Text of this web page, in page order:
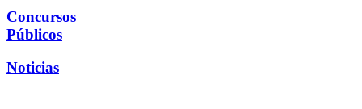
Concursos
Públicos
Noticias